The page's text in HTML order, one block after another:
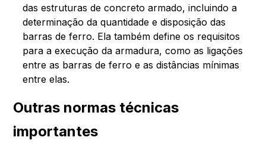
das estruturas de concreto armado, incluindo a
determinação da quantidade e disposição das
barras de ferro. Ela também define os requisitos
para a execução da armadura, como as ligações
entre as barras de ferro e as distâncias mínimas
entre elas.
Outras normas técnicas
importantes